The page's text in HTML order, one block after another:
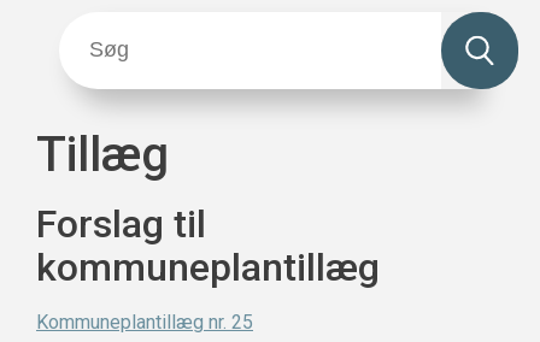
Tillæg
Forslag til
kommuneplantillæg
Kommuneplantillæg nr. 25